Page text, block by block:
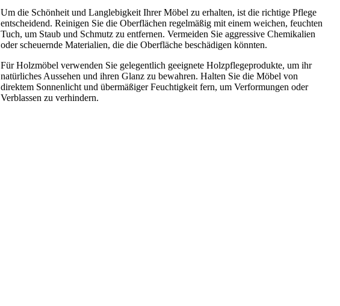
Um die Schönheit und Langlebigkeit Ihrer Möbel zu erhalten, ist die richtige Pflege
entscheidend. Reinigen Sie die Oberflächen regelmäßig mit einem weichen, feuchten
Tuch, um Staub und Schmutz zu entfernen. Vermeiden Sie aggressive Chemikalien
oder scheuernde Materialien, die die Oberfläche beschädigen könnten.
Für Holzmöbel verwenden Sie gelegentlich geeignete Holzpflegeprodukte, um ihr
natürliches Aussehen und ihren Glanz zu bewahren. Halten Sie die Möbel von
direktem Sonnenlicht und übermäßiger Feuchtigkeit fern, um Verformungen oder
Verblassen zu verhindern.